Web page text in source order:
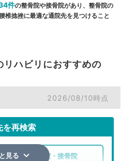
件の整骨院や接骨院があり、整骨院の
椎捻挫に最適な通院先を見つけること
リハビリにおすすめの
2026/08/10時点
を再検索
整骨院・接骨院
見る